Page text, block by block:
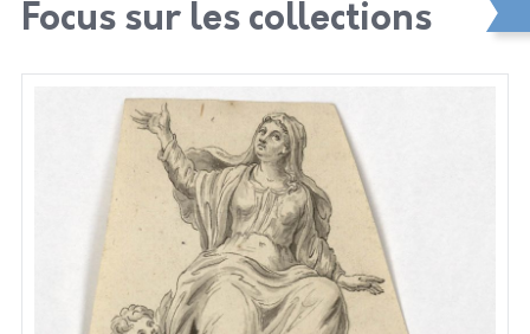
Focus sur les collections